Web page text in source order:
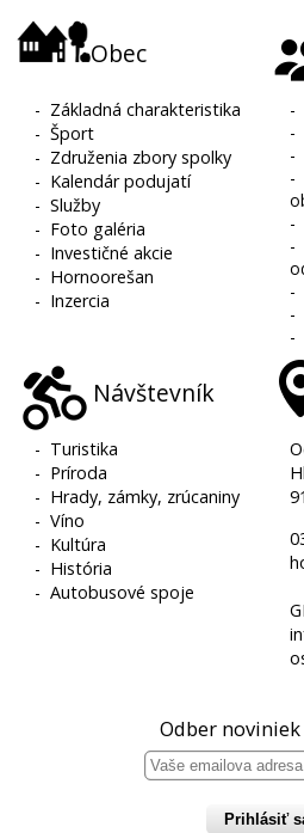
Obec
- Základná charakteristika
-Šport
- Združenia zbory spolky
- Kalendár podujatí
-Služby
- Foto galéria
- Investičné akcie
- Hornoorešan
- Inzercia
-
-
Návštevník
- Turistika
- Príroda
- Hrady, zámky, zrúcaniny
-Víno
- Kultúra
- História
-Autobusové spoje
Odber
Prihlásiť